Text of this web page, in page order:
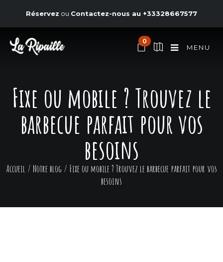
Réservez ou Contactez-nous au +33328667577
0
MENU
Fixe ou mobile ? Trouvez le
barbecue parfait pour vos
besoins
Accueil/ Notre blog / Fixe ou mobile ? Trouvez le barbecue parfait pour vos
besoins